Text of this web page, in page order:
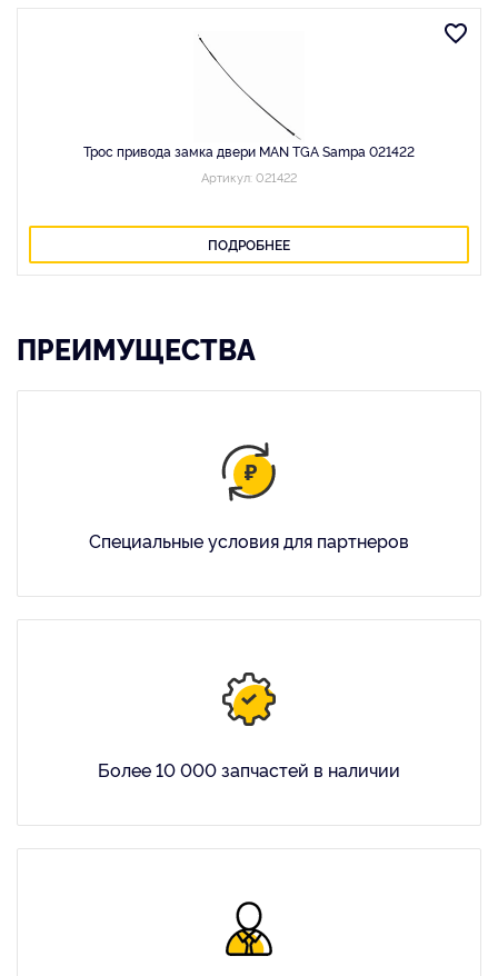
Трос привода замка двери MAN TGA Sampa 021422
Артикул: 021422
ПОДРОБНЕЕ
ПРЕИМУЩЕСТВА
Специальные условия для партнеров
Более 10 000 запчастей в наличии